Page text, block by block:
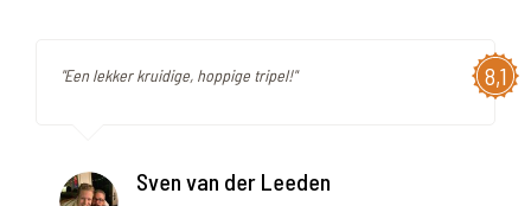
8,1
"Een lekker kruidige, hoppige tripel!"
Sven van der Leeden